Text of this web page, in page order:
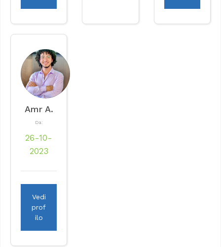
Amr A.
Da:
26-10-
2023
Vedi
prof
ilo